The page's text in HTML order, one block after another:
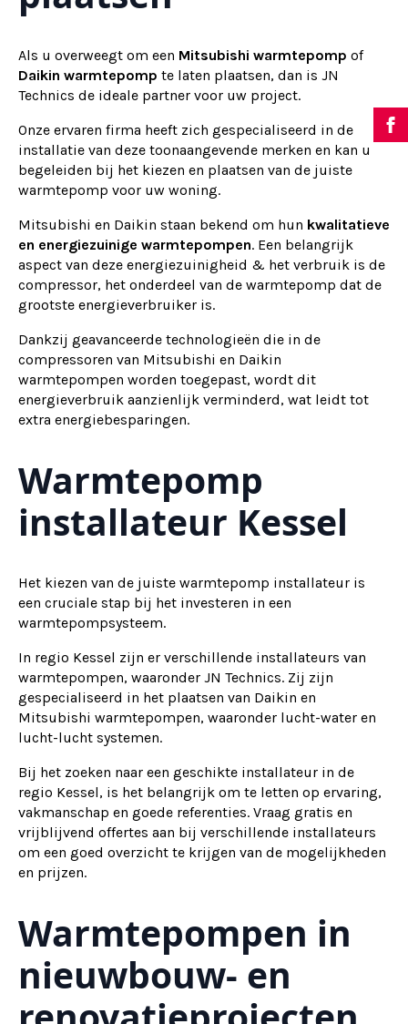
Als u overweegt om een Mitsubishi warmtepomp of
Daikin warmtepomp te laten plaatsen, dan is JN
Technics de ideale partner voor uw project.
Onze ervaren firma heeft zich gespecialiseerd in de
installatie van deze toonaangevende merken en kan u
begeleiden bij het kiezen en plaatsen van de juiste
warmtepomp voor uw woning.
Mitsubishi en Daikin staan bekend om hun kwalitatieve
en energiezuinige warmtepompen. Een belangrijk
aspect van deze energiezuinigheid & het verbruik is de
compressor, het onderdeel van de warmtepomp dat de
grootste energieverbruiker is.
Dankzij geavanceerde technologieën die in de
compressoren van Mitsubishi en Daikin
warmtepompen worden toegepast, wordt dit
energieverbruik aanzienlijk verminderd, wat leidt tot
extra energiebesparingen.
Warmtepomp
installateur Kessel
Het kiezen van de juiste warmtepomp installateur is
een cruciale stap bij het investeren in een
warmtepompsysteem.
In regio Kessel zijn er verschillende installateurs van
warmtepompen, waaronder JN Technics. Zij zijn
gespecialiseerd in het plaatsen van Daikin en
Mitsubishi warmtepompen, waaronder lucht-water en
lucht-lucht systemen.
Bij het zoeken naar een geschikte installateur in de
regio Kessel, is het belangrijk om te letten op ervaring,
vakmanschap en goede referenties. Vraag gratis en
vrijblijvend offertes aan bij verschillende installateurs
om een goed overzicht te krijgen van de mogelijkheden
en prijzen.
Warmtepompen in
nieuwbouw- en